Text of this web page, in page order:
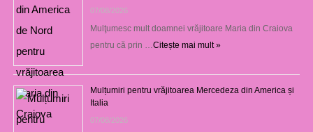
07/08/2026
Mulţumesc mult doamnei vrăjitoare Maria din Craiova
pentru că prin … Citește mai mult »
Mulțumiri pentru vrăjitoarea Mercedeza din America și
Italia
07/08/2026